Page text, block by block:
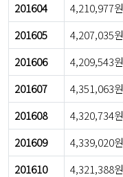
201604
4,210,977원
201605
4,207,035원
201606
4,209,543원
201607
4,351,063원
201608
4,320,734원
201609
4,339,020원
201610
4,321,388원